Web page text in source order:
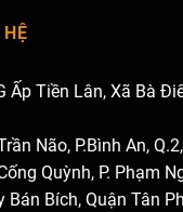
Ấp Tiền Lân, Xã Bà
Não, P.Bình An,
Quỳnh, P. Phạm
Bán Bích, Quận Tân